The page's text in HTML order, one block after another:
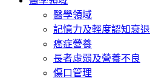
醫學領域
記憶力及輕度認知衰退
癌症營養
長者虛弱及營養不良
傷口管理